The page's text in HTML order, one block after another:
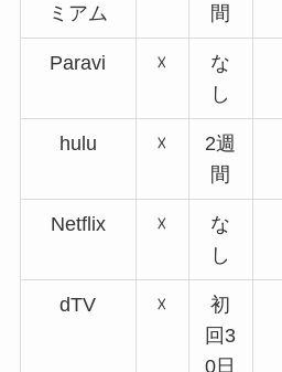
ミアム
間
Paravi ☓
な
し
hulu ☓
2週
間
Netflix ☓
な
し
dTV ☓
初
回3
0日